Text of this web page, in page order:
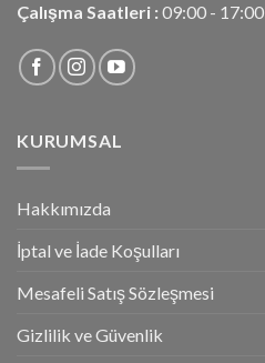
Çalışma Saatleri : 09:00 - 17:00
KURUMSAL
Hakkımızda
İptal ve İade Koşulları
Mesafeli Satış Sözleşmesi
Gizlilik ve Güvenlik